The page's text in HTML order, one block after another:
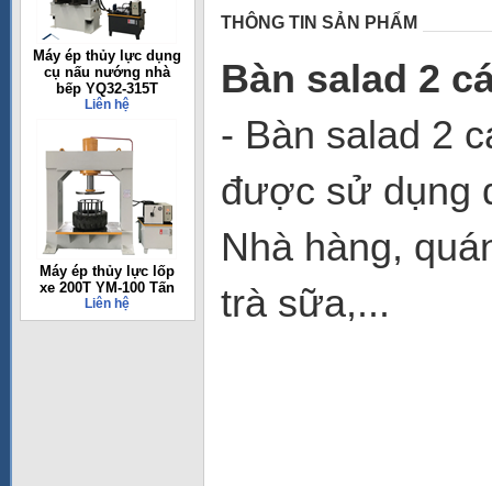
Máy ép thủy lực dụng
cụ nấu nướng nhà
bếp YQ32-315T
Liên hệ
Máy ép thủy lực lốp
xe 200T YM-100 Tấn
Liên hệ
THÔNG TIN SẢN PHẨM
Bàn salad 2
- Bàn salad 2
được sử dụng
Nhà hàng,
trà sữa,...